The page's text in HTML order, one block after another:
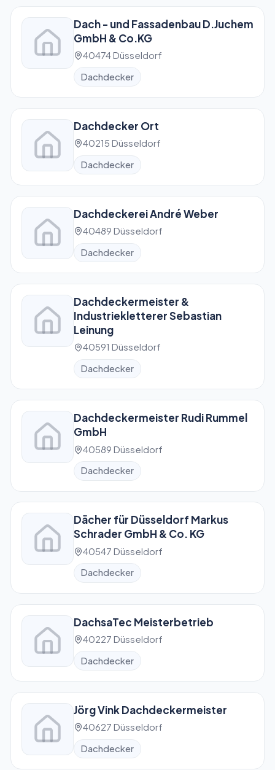
Dach - und Fassadenbau D.Juchem
GmbH & Co.KG
40474 Düsseldorf
Dachdecker
Dachdecker Ort
40215 Düsseldorf
Dachdecker
Dachdeckerei André Weber
40489 Düsseldorf
Dachdecker
Dachdeckermeister &
Industriekletterer Sebastian
Leinung
40591 Düsseldorf
Dachdecker
Dachdeckermeister Rudi Rummel
GmbH
40589 Düsseldorf
Dachdecker
Dächer für Düsseldorf Markus
Schrader GmbH & Co. KG
40547 Düsseldorf
Dachdecker
DachsaTec Meisterbetrieb
40227 Düsseldorf
Dachdecker
Jörg Vink Dachdeckermeister
40627 Düsseldorf
Dachdecker